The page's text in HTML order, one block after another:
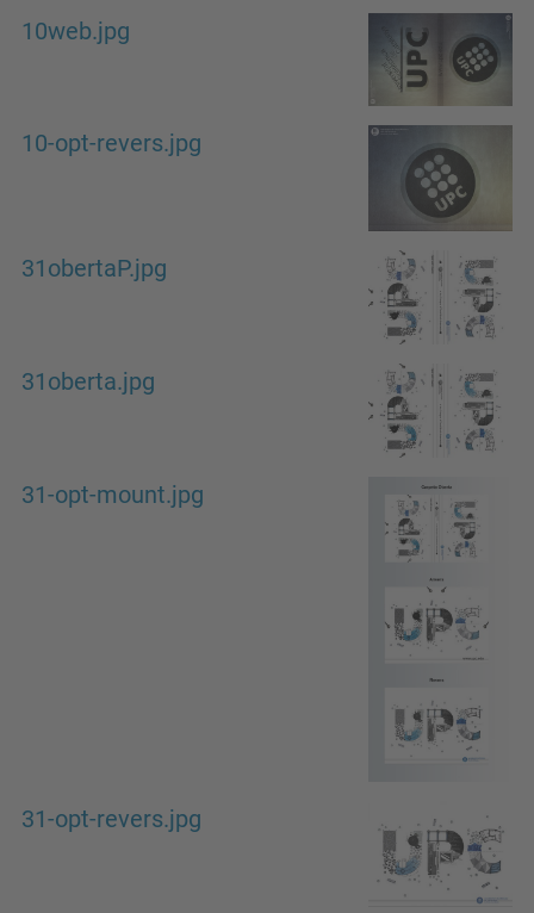
10web.jpg
10-opt-revers.jpg
31obertaP.jpg
31oberta.jpg
31-opt-mount.jpg
31-opt-revers.jpg